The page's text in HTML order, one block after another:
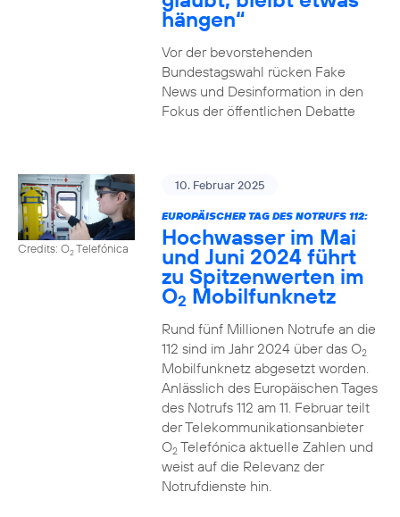
hängen“
Vor der bevorstehenden
Bundestagswahl rücken Fake
News und Desinformation in den
Fokus der öffentlichen Debatte
Credits: O2Telefónica
10. Februar 2025
EUROPÄISCHER TAG DES NOTRUFS 112:
Hochwasser im Mai
und Juni 2024 führt
zu Spitzenwerten im
O2 Mobilfunknetz
Rund fünf Millionen Notrufe an die
112 sind im Jahr 2024 über das O2
Mobilfunknetz abgesetzt worden.
Anlässlich des Europäischen Tages
des Notrufs 112 am 11. Februar teilt
der Telekommunikationsanbieter
O2Telefónica aktuelle Zahlen und
weist auf die Relevanz der
Notrufdienste hin.